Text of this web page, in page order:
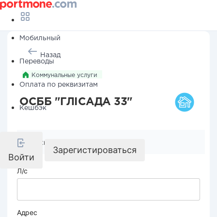
Мобильный
Переводы
Оплата по реквизитам
Кешбэк
Войти
Зарегистироваться
Назад
Коммунальные услуги
ОСББ "ГЛІСАДА 33"
Реквизиты компании
Л/с
Адрес